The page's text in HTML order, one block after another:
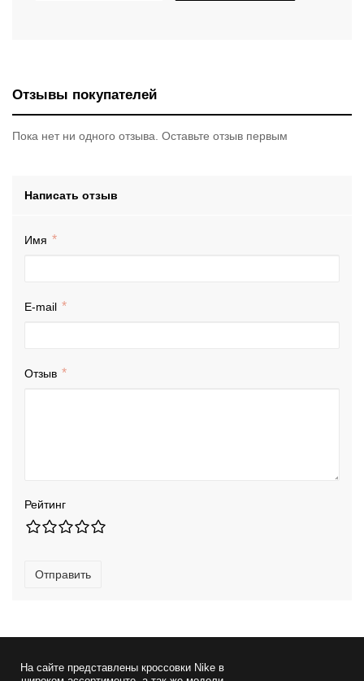
Отзывы покупателей
Пока нет ни одного отзыва. Оставьте отзыв первым
Написать отзыв
Имя
E-mail
Отзыв
Рейтинг
Отправить
На сайте представлены кроссовки Nikeв